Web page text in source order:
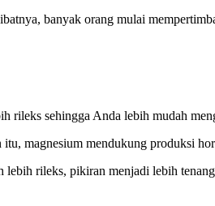
banyak orang mulai
rileks sehingga Anda lebih mudah
magnesium mendukung produksi
rileks, pikiran menjadi lebih